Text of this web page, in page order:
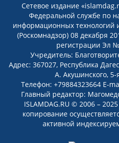
Сетевое издание
Федеральной службе по
информационных технологий
(Роскомнадзор) 08 декабря
регистрации Эл
Учредитель:
Адрес: 367027, Республика
А. Акушинского,
Телефон: +79884323664 E-
Главный редактор:
ISLAMDAG.RU © 2006 –
копирование
активной